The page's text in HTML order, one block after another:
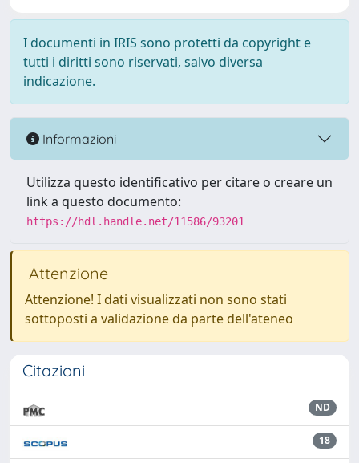
I documenti in IRIS sono protetti da copyright e
tutti i diritti sono riservati, salvo diversa
indicazione.
Informazioni
Utilizza questo identificativo per citare o creare un
link a questo documento:
https://hdl.handle.net/11586/93201
Attenzione
Attenzione! I dati visualizzati non sono stati
sottoposti a validazione da parte dell'ateneo
Citazioni
ND
18